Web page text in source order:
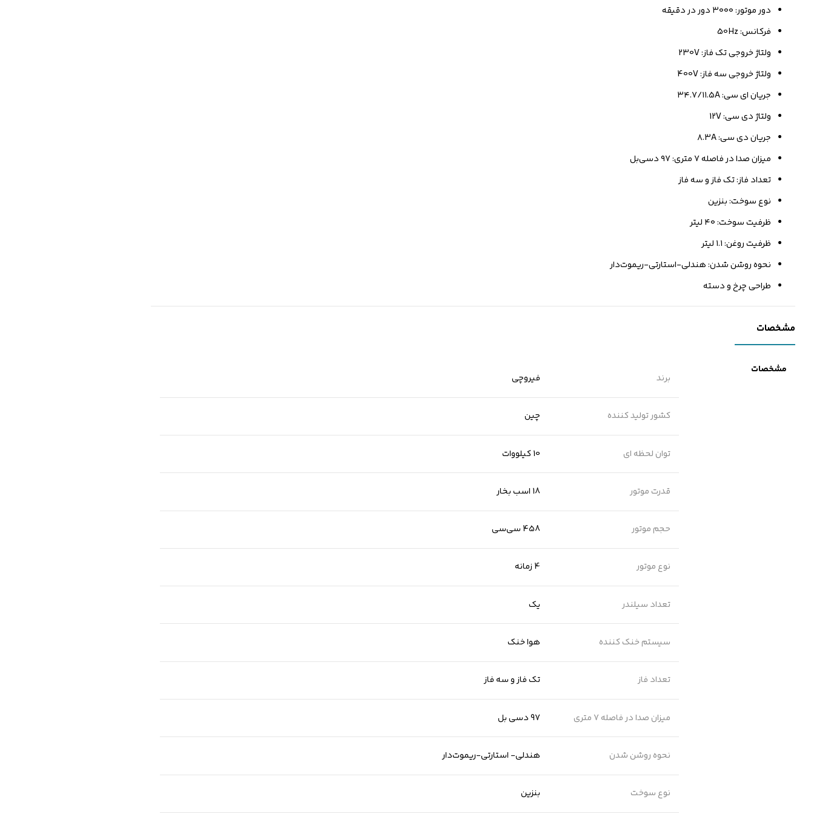
دور موتور: ۳۰۰۰ دور در دقیقه
فرکانس: 50Hz
ولتاژ خروجی تک فاز: 230V
ولتاژ خروجی سه فاز: 400V
جریان ای سی: ۳۴.۷/۱۱.5A
ولتاژ دی سی: 12V
جریان دی سی: ۸.3A
میزان صدا در فاصله ۷ متری: ۹۷ دسی‌بل
تعداد فاز: تک فاز و سه فاز
نوع سوخت: بنزین
ظرفیت سوخت: ۴۰ لیتر
ظرفیت روغن: ۱.۱ لیتر
نحوه روشن شدن: هندلی-استارتی-ریموت‌دار
طراحی چرخ و دسته
مشخصات
مشخصات
برند فیروچی
کشور تولید کننده چین
توان لحظه ای 10 کیلووات
قدرت موتور 18 اسب بخار
حجم موتور 458 سی‌سی
نوع موتور 4 زمانه
تعداد سیلندر یک
سیستم خنک کننده هوا خنک
تعداد فاز تک فاز و سه فاز
میزان صدا در فاصله 7 متری 97 دسی بل
نحوه روشن شدن هندلی- استارتی-ریموت‌دار
نوع سوخت بنزین